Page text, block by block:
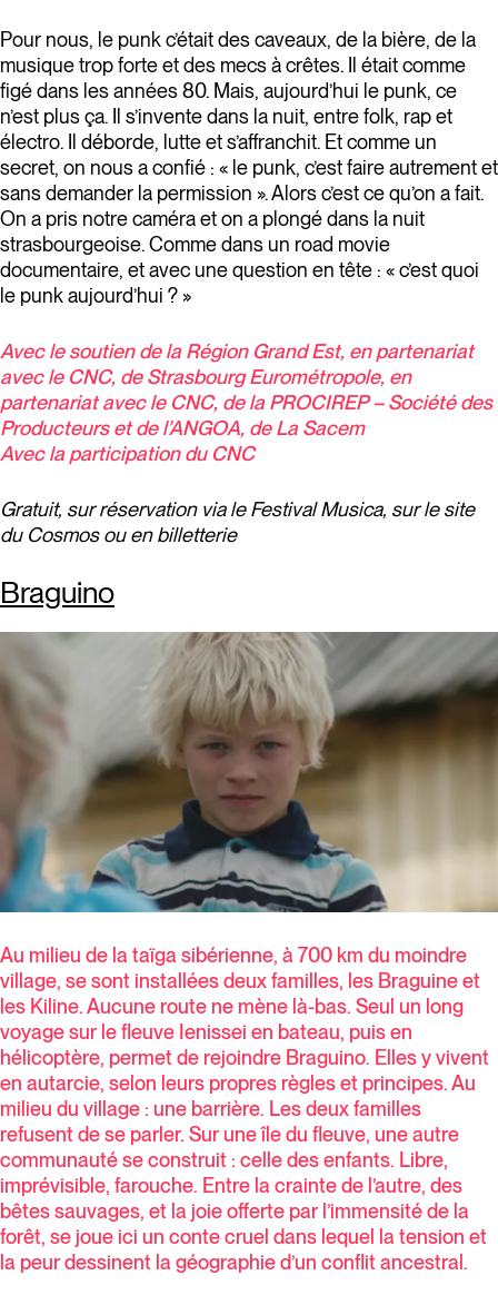
Pour nous, le punk c’était des caveaux, de la bière, de la
musique trop forte et des mecs à crêtes. Il était comme
figé dans les années 80. Mais, aujourd’hui le punk, ce
n’est plus ça. Il s’invente dans la nuit, entre folk, rap et
électro. Il déborde, lutte et s’affranchit. Et comme un
secret, on nous a confié : « le punk, c’est faire autrement et
sans demander la permission ». Alors c’est ce qu’on a fait.
On a pris notre caméra et on a plongé dans la nuit
strasbourgeoise. Comme dans un road movie
documentaire, et avec une question en tête : « c’est quoi
le punk aujourd’hui ? »
Avec le soutien de la Région Grand Est, en partenariat
avec le CNC, de Strasbourg Eurométropole, en
partenariat avec le CNC, de la PROCIREP – Société des
Producteurs et de l’ANGOA, de La Sacem
Avec la participation du CNC
Gratuit, sur réservation via le Festival Musica, sur le site
du Cosmos ou en billetterie
Braguino
Au milieu de la taïga sibérienne, à 700 km du moindre
village, se sont installées deux familles, les Braguine et
les Kiline. Aucune route ne mène là-bas. Seul un long
voyage sur le fleuve Ienissei en bateau, puis en
hélicoptère, permet de rejoindre Braguino. Elles y vivent
en autarcie, selon leurs propres règles et principes. Au
milieu du village : une barrière. Les deux familles
refusent de se parler. Sur une île du fleuve, une autre
communauté se construit : celle des enfants. Libre,
imprévisible, farouche. Entre la crainte de l’autre, des
bêtes sauvages, et la joie offerte par l’immensité de la
forêt, se joue ici un conte cruel dans lequel la tension et
la peur dessinent la géographie d’un conflit ancestral.